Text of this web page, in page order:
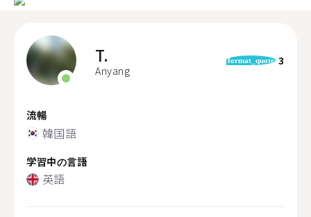
T.
Anyang
format_quote 3
流暢
韓国語
学習中の言語
英語